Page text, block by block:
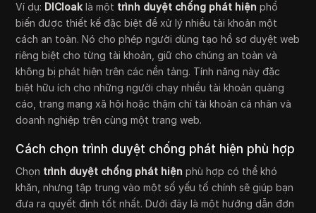
Ví dụ: DICloak là một trình duyệt chống phát hiện phổ
biến được thiết kế đặc biệt để xử lý nhiều tài khoản một
cách an toàn. Nó cho phép người dùng tạo hồ sơ duyệt web
riêng biệt cho từng tài khoản, giữ cho chúng an toàn và
không bị phát hiện trên các nền tảng. Tính năng này đặc
biệt hữu ích cho những người chạy nhiều tài khoản quảng
cáo, trang mạng xã hội hoặc thậm chí tài khoản cá nhân và
doanh nghiệp trên cùng một trang web.
Cách chọn trình duyệt chống phát hiện phù hợp
Chọn trình duyệt chống phát hiện phù hợp có thể khó
khăn, nhưng tập trung vào một số yếu tố chính sẽ giúp bạn
đưa ra quyết định tốt nhất. Dưới đây là một hướng dẫn đơn